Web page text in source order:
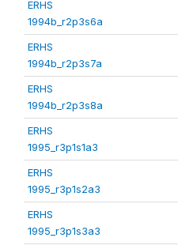
ERHS
1994b_r2p3s6a
ERHS
1994b_r2p3s7a
ERHS
1994b_r2p3s8a
ERHS
1995_r3p1s1a3
ERHS
1995_r3p1s2a3
ERHS
1995_r3p1s3a3